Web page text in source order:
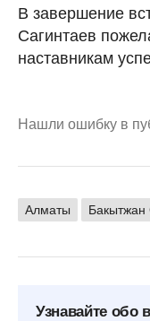
В завершение
Сагинтаев
наставникам
Нашли ошибку в
Алматы Бакытжан
Узнавайте обо